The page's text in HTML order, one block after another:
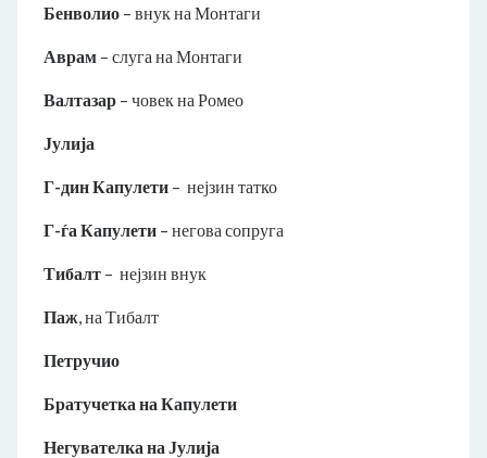
Бенволио – внук на Монтаги
Аврам – слуга на Монтаги
Валтазар – човек на Ромео
Јулија
Г-дин Капулети – нејзин татко
Г-ѓа Капулети – негова сопруга
Тибалт – нејзин внук
Паж, на Тибалт
Петручио
Братучетка на Капулети
Негувателка на Јулија